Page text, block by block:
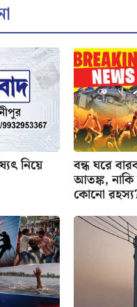
নিয়ে বন্ধ ঘরে
আতঙ্ক,
কোনো